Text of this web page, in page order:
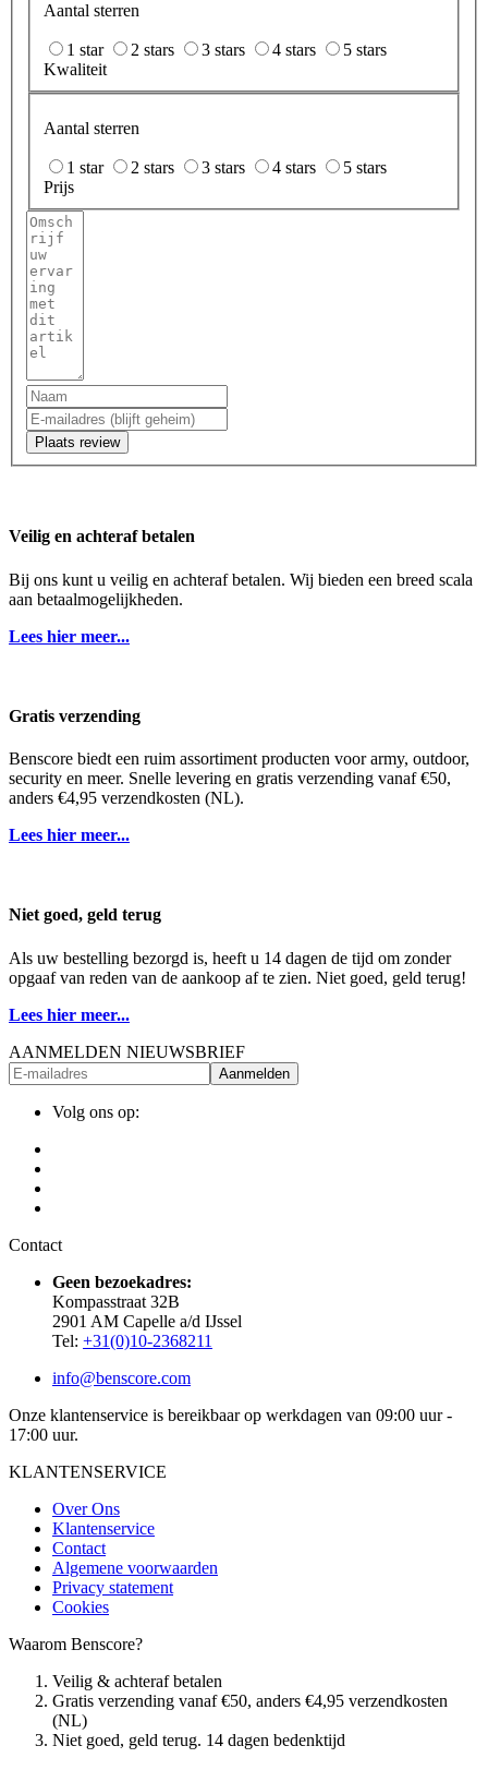
Aantal sterren
1 star 2 stars 3 stars 4 stars
5 stars
Kwaliteit
Aantal sterren
1 star 2 stars 3 stars 4 stars
5 stars
Prijs
Plaats review
Veilig en achteraf betalen
Bij ons kunt u veilig en achteraf betalen. Wij bieden een breed scala
aan betaalmogelijkheden.
Lees hier meer...
Gratis verzending
Benscore biedt een ruim assortiment producten voor army, outdoor,
security en meer. Snelle levering en gratis verzending vanaf €50,
anders €4,95 verzendkosten (NL).
Lees hier meer...
Niet goed, geld terug
Als uw bestelling bezorgd is, heeft u 14 dagen de tijd om zonder
opgaaf van reden van de aankoop af te zien. Niet goed, geld terug!
Lees hier meer...
AANMELDEN NIEUWSBRIEF
Aanmelden
Volg ons op:
Contact
Geen bezoekadres:
Kompasstraat 32B
2901 AM Capelle a/d IJssel
Tel: +31(0)10-2368211
info@benscore.com
Onze klantenservice is bereikbaar op werkdagen van 09:00 uur -
17:00 uur.
KLANTENSERVICE
Over Ons
Klantenservice
Contact
Algemene voorwaarden
Privacy statement
Cookies
Waarom Benscore?
Veilig & achteraf betalen
Gratis verzending vanaf €50, anders €4,95 verzendkosten
(NL)
Niet goed, geld terug. 14 dagen bedenktijd